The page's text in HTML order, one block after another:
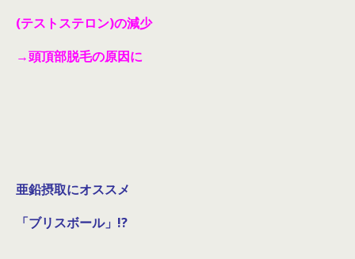
(テストステロン)の減少
→頭頂部脱毛の原因に
亜鉛摂取にオススメ
「ブリスボール」!?